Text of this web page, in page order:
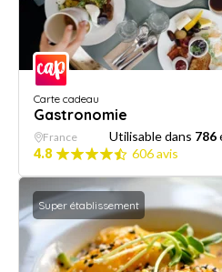
Carte cadeau
Gastronomie
France Utilisable dans 786
4.8
606 avis
Super établissement